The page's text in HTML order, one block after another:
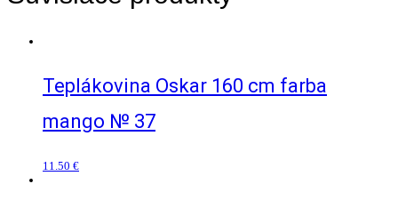
Teplákovina Oskar 160 cm farba
mango № 37
11.50 €